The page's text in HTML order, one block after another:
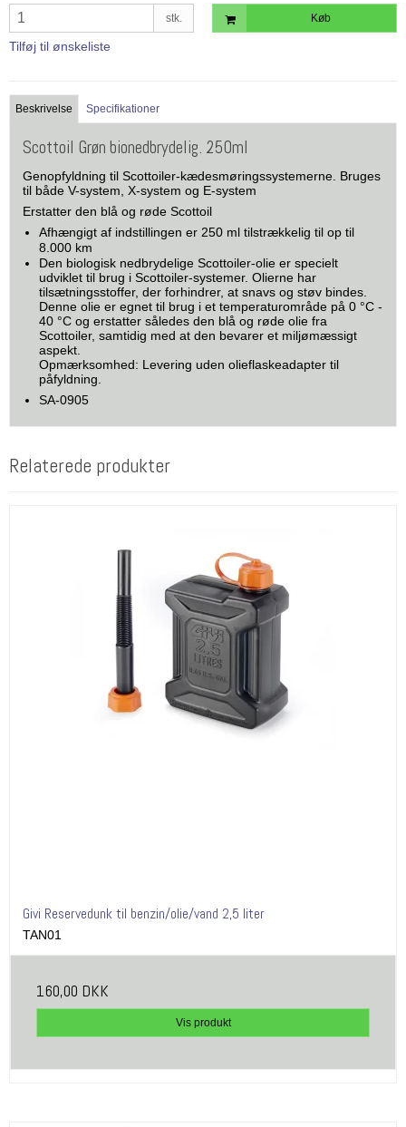
stk. Køb
Tilføj til ønskeliste
Beskrivelse Specifikationer
Scottoil Grøn bionedbrydelig. 250ml
Genopfyldning til Scottoiler-kædesmøringssystemerne. Bruges
til både V-system, X-system og E-system
Erstatter den blå og røde Scottoil
Afhængigt af indstillingen er 250 ml tilstrækkelig til op til
8.000 km
Den biologisk nedbrydelige Scottoiler-olie er specielt
udviklet til brug i Scottoiler-systemer. Olierne har
tilsætningsstoffer, der forhindrer, at snavs og støv bindes.
Denne olie er egnet til brug i et temperaturområde på 0 °C -
40 °C og erstatter således den blå og røde olie fra
Scottoiler, samtidig med at den bevarer et miljømæssigt
aspekt.
Opmærksomhed: Levering uden olieflaskeadapter til
påfyldning.
SA-0905
Relaterede produkter
Givi Reservedunk til benzin/olie/vand 2,5 liter
TAN01
160,00 DKK
Vis produkt